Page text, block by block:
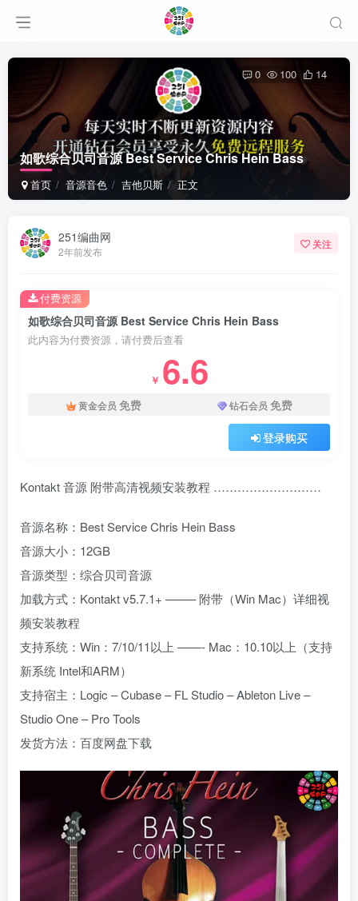
如歌综合贝司音源 Best Service Chris Hein Bass
首页 音源音色 吉他贝斯 正文
0 100 14
251编曲网
2年前发布
关注
如歌综合贝司音源 Best Service Chris Hein Bass
此内容为付费资源，请付费后查看
￥ 6.6
黄金会员 免费 钻石会员 免费
登录购买
付费资源
Kontakt 音源 附带高清视频安装教程 ………………………
音源名称：Best Service Chris Hein Bass
音源大小：12GB
音源类型：综合贝司音源
加载方式：Kontakt v5.7.1+ ——– 附带（Win Mac）详细视
频安装教程
支持系统：Win：7/10/11以上 ——- Mac：10.10以上（支持
新系统 Intel和ARM）
支持宿主：Logic – Cubase – FL Studio – Ableton Live –
Studio One – Pro Tools
发货方法：百度网盘下载